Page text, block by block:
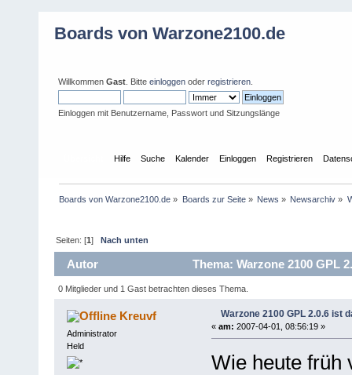
Boards von Warzone2100.de
Willkommen Gast . Bitte einloggen oder registrieren
Einloggen mit Benutzername, Passwort und Sitzungslänge
Hilfe Suche Kalender Einloggen Registrieren
Boards von Warzone2100.de » Boards zur Seite» News » Newsarchiv »
Seiten: [1]Nach unten
Autor Thema: Warzone 2100 GPL
0 Mitglieder und 1 Gast betrachten dieses Thema.
Kreuvf
Administrator
Held
Warzone 2100 GPL 2.0.6 ist
« am: 2007-04-01, 08:56:19 »
Wie heute früh